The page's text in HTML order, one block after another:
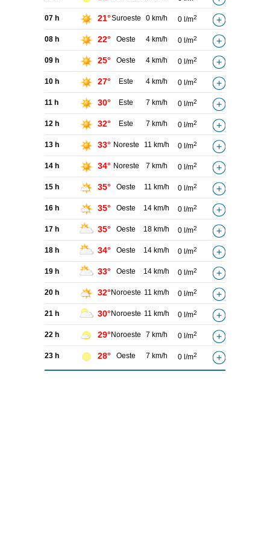
07 h 21°Suroeste 0 km/h 0 l/m2
08 h 22° Oeste 4 km/h 0 l/m2
09 h 25° Oeste 4 km/h 0 l/m2
10 h 27° Este 4 km/h 0 l/m2
11 h 30° Este 7 km/h 0 l/m2
12 h 32° Este 7 km/h 0 l/m2
13 h 33° Noreste 11 km/h 0 l/m2
14 h 34° Noreste 7 km/h 0 l/m2
15 h 35° Oeste 11 km/h 0 l/m2
16 h 35° Oeste 14 km/h 0 l/m2
17 h 35° Oeste 18 km/h 0 l/m2
18 h 34° Oeste 14 km/h 0 l/m2
19 h 33° Oeste 14 km/h 0 l/m2
20 h 32° Noroeste 11 km/h 0 l/m2
21 h 30° Noroeste 11 km/h 0 l/m2
22 h 29° Noroeste 7 km/h 0 l/m2
23 h 28° Oeste 7 km/h 0 l/m2